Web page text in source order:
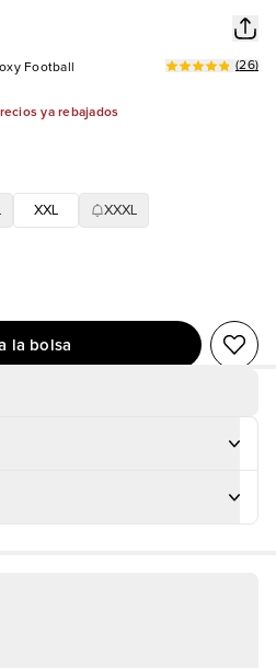
Football (26)
ya rebajados
XXL XXXL
la bolsa